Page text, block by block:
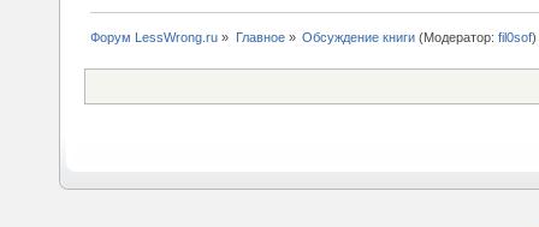
Форум LessWrong.ru » Главное» Обсуждение книги(Модератор: fil0sof)